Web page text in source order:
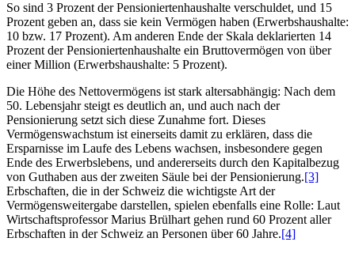
So sind 3 Prozent der Pensioniertenhaushalte verschuldet, und 15
Prozent geben an, dass sie kein Vermögen haben (Erwerbshaushalte:
10 bzw. 17 Prozent). Am anderen Ende der Skala deklarierten 14
Prozent der Pensioniertenhaushalte ein Bruttovermögen von über
einer Million (Erwerbshaushalte: 5 Prozent).
Die Höhe des Nettovermögens ist stark altersabhängig: Nach dem
50. Lebensjahr steigt es deutlich an, und auch nach der
Pensionierung setzt sich diese Zunahme fort. Dieses
Vermögenswachstum ist einerseits damit zu erklären, dass die
Ersparnisse im Laufe des Lebens wachsen, insbesondere gegen
Ende des Erwerbslebens, und andererseits durch den Kapitalbezug
von Guthaben aus der zweiten Säule bei der Pensionierung.[3]
Erbschaften, die in der Schweiz die wichtigste Art der
Vermögensweitergabe darstellen, spielen ebenfalls eine Rolle: Laut
Wirtschaftsprofessor Marius Brülhart gehen rund 60 Prozent aller
Erbschaften in der Schweiz an Personen über 60 Jahre.[4]